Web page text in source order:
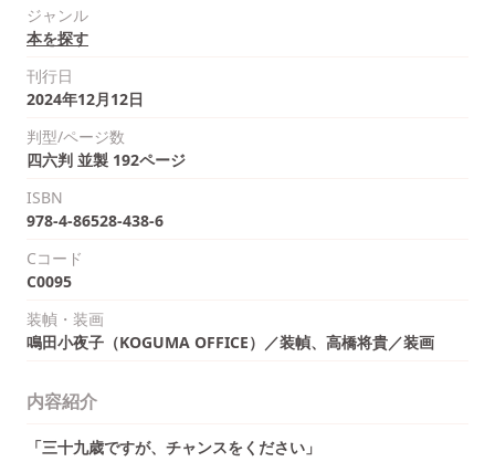
ジャンル
本を探す
刊行日
2024年12月12日
判型/ページ数
四六判 並製 192ページ
ISBN
978-4-86528-438-6
Cコード
C0095
装幀・装画
鳴田小夜子（KOGUMA OFFICE）／装幀、高橋将貴／装画
内容紹介
「三十九歳ですが、チャンスをください」